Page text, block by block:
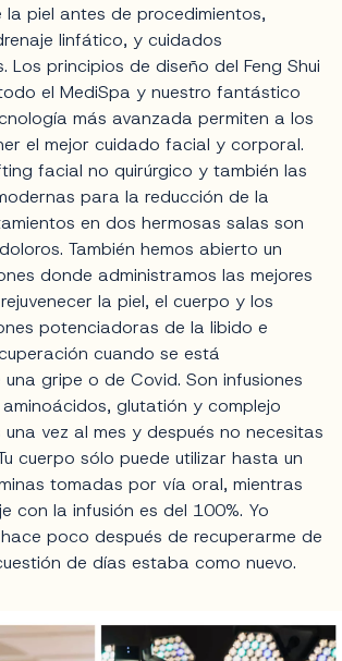
piel antes de procedimientos,
linfático, y cuidados
Los principios de diseño del Feng Shui
el MediSpa y nuestro fantástico
más avanzada permiten a los
el mejor cuidado facial y corporal.
facial no quirúrgico y también las
para la reducción de la
en dos hermosas salas son
También hemos abierto un
donde administramos las mejores
la piel, el cuerpo y los
potenciadoras de la libido e
cuando se está
gripe o de Covid. Son infusiones
glutatión y complejo
una vez al mes y después no necesitas
cuerpo sólo puede utilizar hasta un
tomadas por vía oral, mientras
con la infusión es del 100%. Yo
poco después de recuperarme de
de días estaba como nuevo.